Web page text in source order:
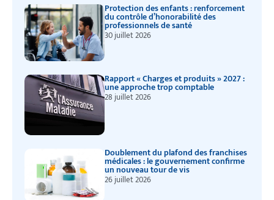
Protection des enfants : renforcement
du contrôle d’honorabilité des
professionnels de santé
30 juillet 2026
Rapport « Charges et produits » 2027 :
une approche trop comptable
28 juillet 2026
Doublement du plafond des franchises
médicales : le gouvernement confirme
un nouveau tour de vis
26 juillet 2026